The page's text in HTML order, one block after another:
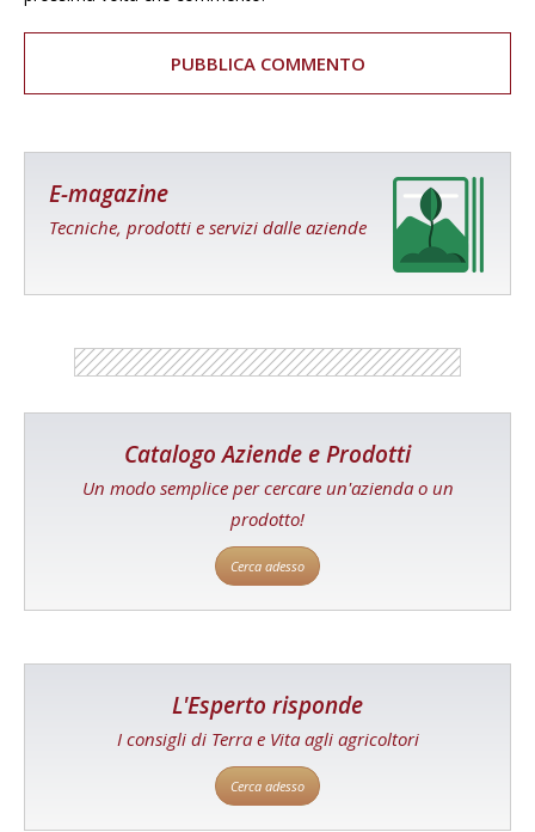
E-magazine
Tecniche, prodotti e servizi dalle aziende
Catalogo Aziende e Prodotti
Un modo semplice per cercare un'azienda o un
prodotto!
Cerca adesso
L'Esperto risponde
I consigli di Terra e Vita agli agricoltori
Cerca adesso